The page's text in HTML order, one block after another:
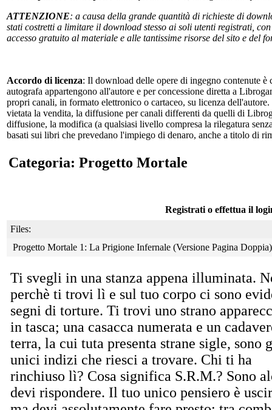
ATTENZIONE: a causa della grande quantità di richieste di
stati costretti a limitare il download stesso ai soli utenti registrati,
accesso gratuito al materiale e alle tantissime risorse del sito e
Accordo di licenza: Il download delle opere di ingegno contenute
autografa appartengono all'autore e per concessione diretta a
propri canali, in formato elettronico o cartaceo, su licenza
vietata la vendita, la diffusione per canali differenti da quelli di
diffusione, la modifica (a qualsiasi livello compresa la rilegatura
basati sui libri che prevedano l'impiego di denaro, anche a titolo di
Categoria: Progetto Mortale
Registrati o effettua il
Files:
Progetto Mortale 1: La Prigione Infernale (Versione Pagina
Ti svegli in una stanza appena illuminata.
perchè ti trovi lì e sul tuo corpo ci sono
segni di torture. Ti trovi uno strano
in tasca; una casacca numerata e un
terra, la cui tuta presenta strane sigle, sono
unici indizi che riesci a trovare. Chi ti ha
rinchiuso lì? Cosa significa S.R.M.? Sono
devi rispondere. Il tuo unico pensiero è